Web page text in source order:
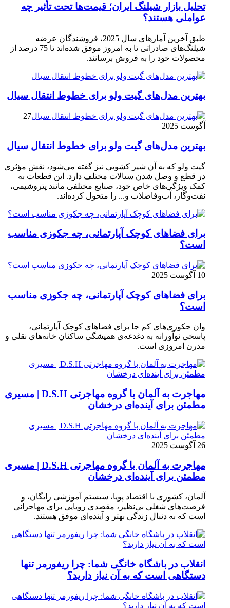
تحلیل بازار شیلنگ ایران؛ قیمت‌ها تحت تأثیر چه
عواملی هستند؟
طبق آخرین آمارهای سال 2025، فروشندگان عرضه
شیلنگ‌های صادراتی تا به امروز موفق شده‌اند تا 75 درصد از
محصولات خود را به فروش برسانند.
بهترین مدل‌های گیت ولو برای خطوط انتقال سیال
27
آگوست 2025
بهترین مدل‌های گیت ولو برای خطوط انتقال سیال
گیت ولو که به آن شیر کشویی نیز گفته می‌شود، نقش مؤثری
در قطع و وصل شدن سیالات مختلف دارد. این قطعات به
کمک ویژگی‌های خاص خود، صنایع مختلفی مانند پتروشیمی،
نفت‌وگاز، آب‌وفاضلاب و... را متحول کرده‌اند.
برای فضاهای کوچک آپارتمانی، چه جکوزی مناسب
است؟
10 آگوست 2025
برای فضاهای کوچک آپارتمانی، چه جکوزی مناسب
است؟
وان جکوزی‌های کم‌ جا برای فضاهای کوچک آپارتمانی،
پاسخی نوآورانه به دغدغه‌ی همیشگی ساکنان خانه‌های نقلی و
مدرن امروزی ا‌ست.
مهاجرت به آلمان با گروه مهاجرتی D.S.H | مسیری
مطمئن برای آینده‌ای درخشان
26 آگوست 2025
مهاجرت به آلمان با گروه مهاجرتی D.S.H | مسیری
مطمئن برای آینده‌ای درخشان
آلمان، کشوری با اقتصاد پویا، سیستم آموزشی رایگان، و
فرصت‌های شغلی بی‌نظیر، مقصدی رویایی برای مهاجرانی
است که به دنبال زندگی بهتر و آینده‌ای موفق هستند.
انقلاب در باشگاه خانگی شما: چرا ریفورمر تنها
دستگاهی است که به آن نیاز دارید؟